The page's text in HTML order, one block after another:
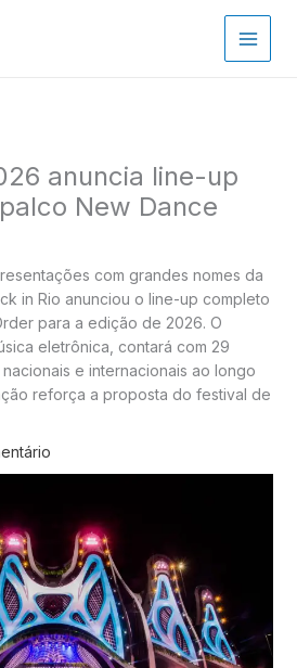
anuncia line-up
New Dance
com grandes nomes da
in Rio anunciou o line-up completo
para a edição de 2026. O
eletrônica, contará com 29
e internacionais ao longo
reforça a proposta do festival de